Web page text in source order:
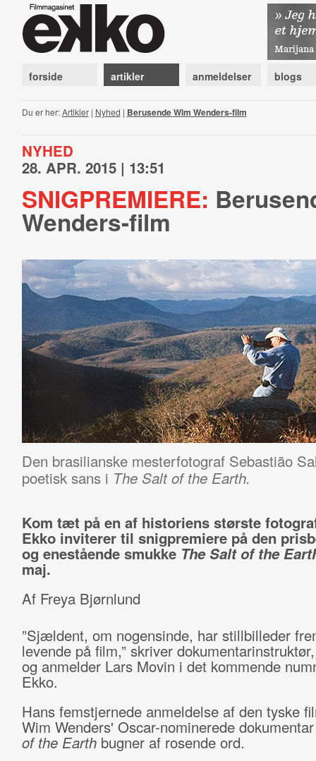
forside artikler anmeldelser blogs
Du er her:Artikler| Nyhed | Berusende Wim Wenders-film
NYHED
28. APR. 2015 | 13:51
SNIGPREMIERE:
Wenders-film
Den brasilianske mesterfotograf Sebastião
poetisk sans i The Salt of the Earth.
Kom tæt på en af historiens største
Ekko inviterer til snigpremiere på den
og enestående smukke The Salt of the
maj.
Af Freya Bjørnlund
”Sjældent, om nogensinde, har stillbilleder
levende på film,” skriver
og anmelder Lars Movin i det kommende
Ekko.
Hans femstjernede anmeldelse af den tyske
Wim Wenders' Oscar-nominerede
of the Earthbugner af rosende ord.